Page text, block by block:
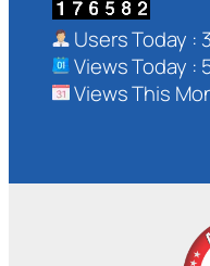
Users Today :
Views Today :
Views This